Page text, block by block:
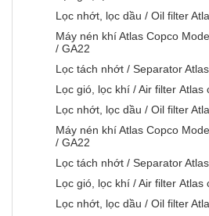
Lọc nhớt, lọc dầu / Oil filter
Máy nén khí Atlas Copco
/ GA22
Lọc tách nhớt / Separator
Lọc gió, lọc khí / Air filter
Lọc nhớt, lọc dầu / Oil filter
Máy nén khí Atlas Copco
/ GA22
Lọc tách nhớt / Separator
Lọc gió, lọc khí / Air filter
Lọc nhớt, lọc dầu / Oil filter